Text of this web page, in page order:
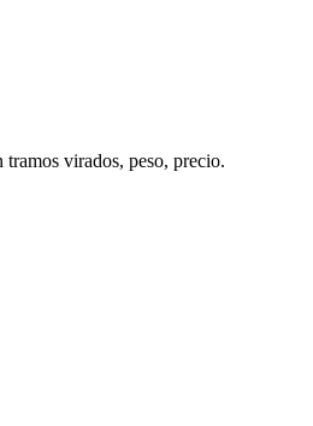
tramos virados, peso, precio.